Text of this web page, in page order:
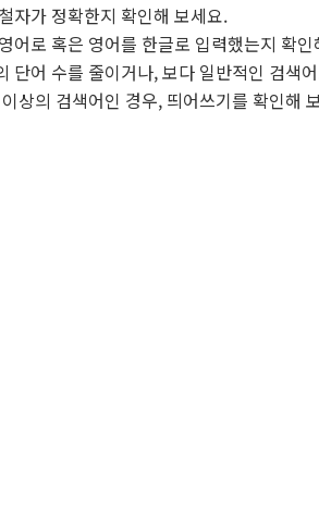
자가 정확한지 확인해 보세요.
어로 혹은 영어를 한글로 입력했는지 확
단어 수를 줄이거나, 보다 일반적인 검색
상의 검색어인 경우, 띄어쓰기를 확인해